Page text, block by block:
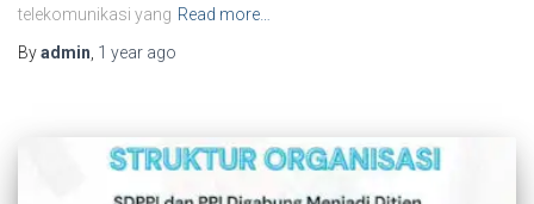
telekomunikasi yang Read more…
Byadmin 1 year ago